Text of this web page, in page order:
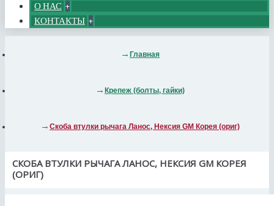
О НАС +
КОНТАКТЫ +
Главная
Крепеж (болты, гайки)
Скоба втулки рычага Ланос, Нексия GM Корея (ориг)
СКОБА ВТУЛКИ РЫЧАГА ЛАНОС, НЕКСИЯ GM КОРЕЯ
(ОРИГ)